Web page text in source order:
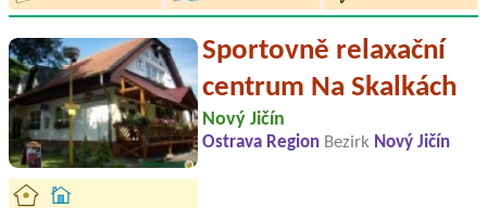
Sportovně relaxační
centrum Na Skalkách
Nový Jičín
Ostrava Region Bezirk Nový Jičín